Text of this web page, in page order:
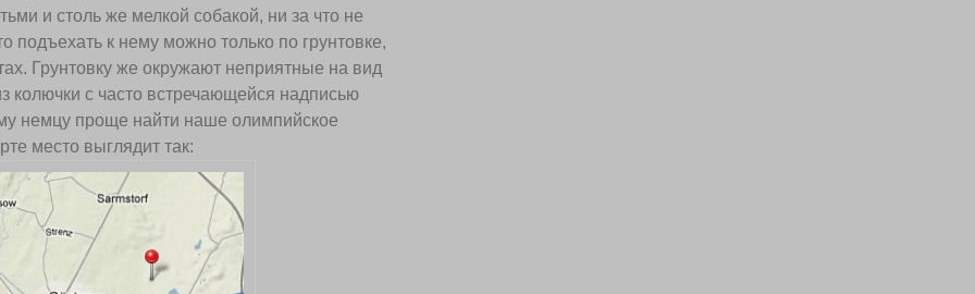
и столь же мелкой собакой, ни за что не
подъехать к нему можно только по грунтовке,
Грунтовку же окружают неприятные на вид
колючки с часто встречающейся надписью
немцу проще найти наше олимпийское
место выглядит так: